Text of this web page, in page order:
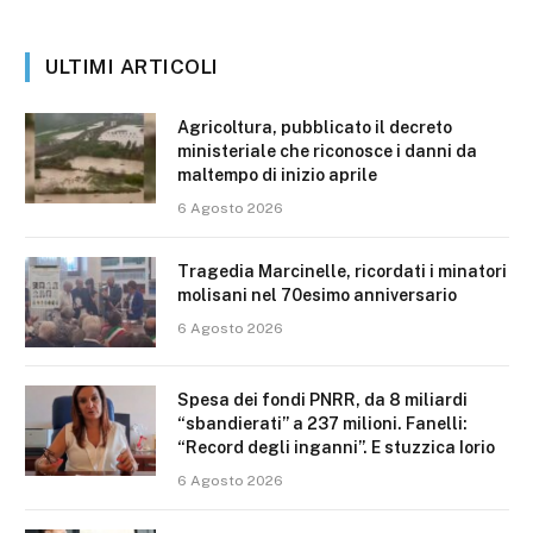
ULTIMI ARTICOLI
Agricoltura, pubblicato il decreto
ministeriale che riconosce i danni da
maltempo di inizio aprile
6 Agosto 2026
Tragedia Marcinelle, ricordati i minatori
molisani nel 70esimo anniversario
6 Agosto 2026
Spesa dei fondi PNRR, da 8 miliardi
“sbandierati” a 237 milioni. Fanelli:
“Record degli inganni”. E stuzzica Iorio
6 Agosto 2026